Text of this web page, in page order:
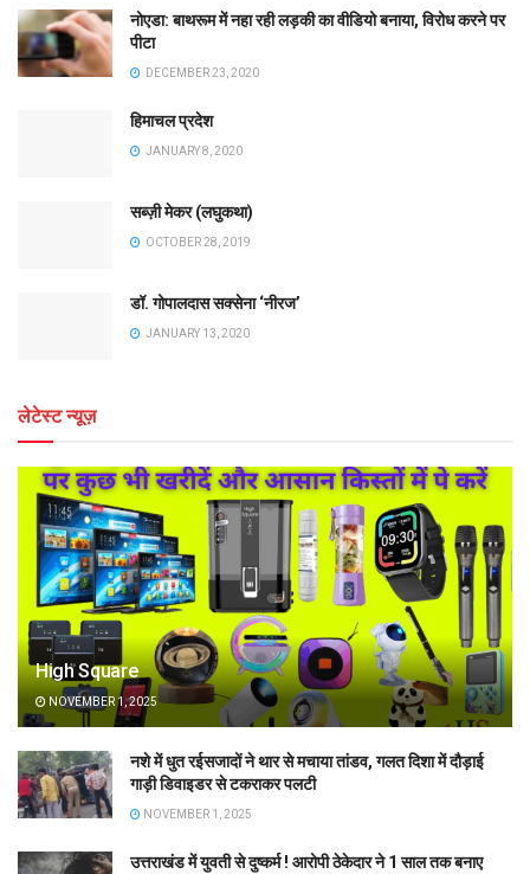
नोएडा: बाथरूम में नहा रही लड़की का वीडियो बनाया, विरोध करने पर
पीटा
DECEMBER 23, 2020
हिमाचल प्रदेश
JANUARY 8, 2020
सब्ज़ी मेकर (लघुकथा)
OCTOBER 28, 2019
डॉ. गोपालदास सक्सेना ‘नीरज’
JANUARY 13, 2020
लेटेस्ट न्यूज़
High Square
NOVEMBER 1, 2025
नशे में धुत रईसजादों ने थार से मचाया तांडव, गलत दिशा में दौड़ाई
गाड़ी डिवाइडर से टकराकर पलटी
NOVEMBER 1, 2025
उत्तराखंड में युवती से दुष्कर्म ! आरोपी ठेकेदार ने 1 साल तक बनाए